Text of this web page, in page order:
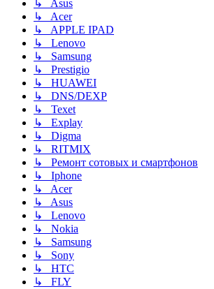
↳ Asus
↳ Acer
↳ APPLE IPAD
↳ Lenovo
↳ Samsung
↳ Prestigio
↳ HUAWEI
↳ DNS/DEXP
↳ Texet
↳ Explay
↳ Digma
↳ RITMIX
↳ Ремонт сотовых и смартфонов
↳ Iphone
↳ Acer
↳ Asus
↳ Lenovo
↳ Nokia
↳ Samsung
↳ Sony
↳ HTC
↳ FLY